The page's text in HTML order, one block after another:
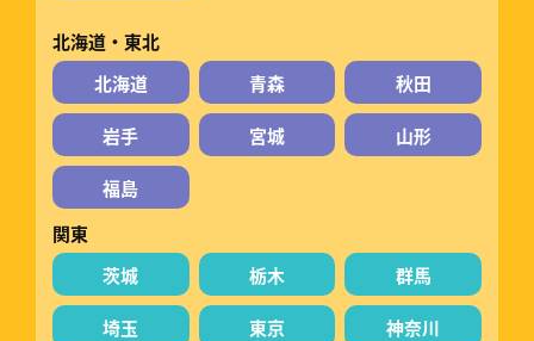
北海道・東北
北海道
青森 秋田
岩手 宮城 山形
福島
関東
茨城
栃木 群馬
埼玉 東京 神奈川